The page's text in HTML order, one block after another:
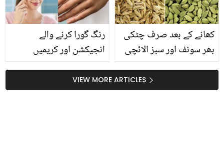
رنگ گورا کرنے والے
انجیکشن اور کریمیں
طرح بیماریاں پھیلا رہی
ہیں؟
کھانے کے بعد صرف چٹکی
بھر سونف اور سبز الائچی
ان سنگین مسائل سے نجات
میں مدد حاصل کریں
VIEW MORE ARTICLES